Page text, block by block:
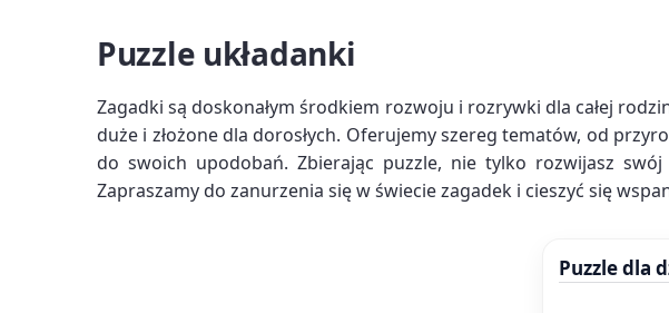
Puzzle układanki
Zagadki są doskonałym środkiem rozwoju i rozrywki dla całej
duże i złożone dla dorosłych. Oferujemy szereg tematów, od
do swoich upodobań. Zbierając puzzle, nie tylko rozwijasz
Zapraszamy do zanurzenia się w świecie zagadek i cieszyć się
Puzzle dla